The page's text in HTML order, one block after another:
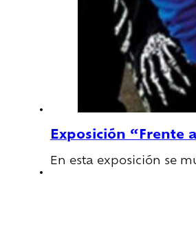
Exposición “Frente
En esta exposición se